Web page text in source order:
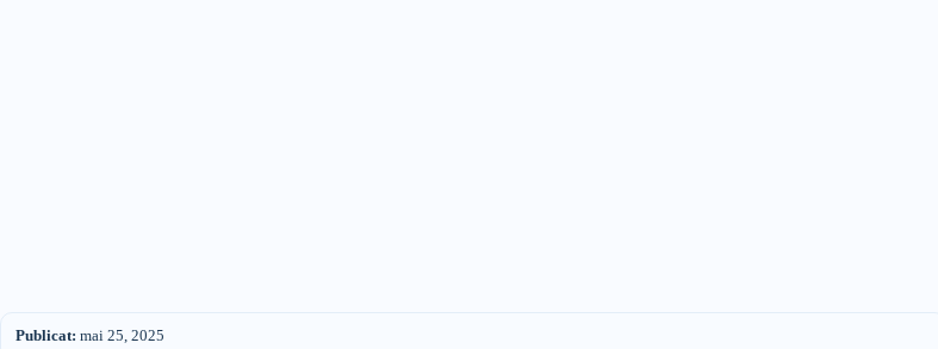
Publicat: mai 25, 2025